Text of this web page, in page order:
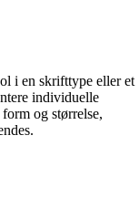
i en skrifttype eller et
individuelle
og størrelse,